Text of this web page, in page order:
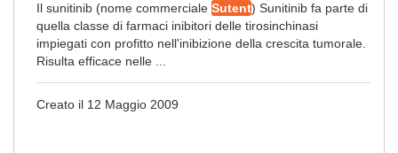
Il sunitinib (nome commerciale Sutent) Sunitinib fa parte di
quella classe di farmaci inibitori delle tirosinchinasi
impiegati con profitto nell'inibizione della crescita tumorale.
Risulta efficace nelle ...
Creato il 12 Maggio 2009